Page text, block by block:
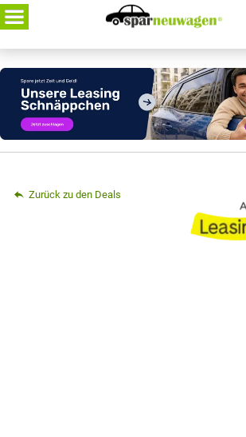
Skip
to
content
Zurück zu den Deals